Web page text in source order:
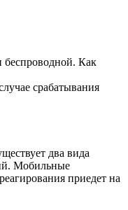
беспроводной. Как
срабатывания
два вида
Мобильные
приедет на